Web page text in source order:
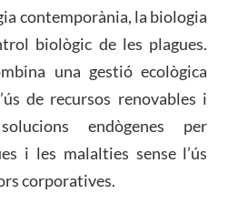
contemporània, la biologia
biològic de les plagues.
una gestió ecològica
de recursos renovables i
endògenes per
i les malalties sense l’ús
corporatives.